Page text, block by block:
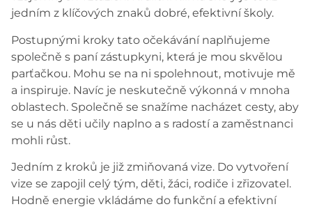
jedním z klíčových znaků dobré, efektivní školy.
Postupnými kroky tato očekávání naplňujeme
společně s paní zástupkyni, která je mou skvělou
parťačkou. Mohu se na ni spolehnout, motivuje mě
a inspiruje. Navíc je neskutečně výkonná v mnoha
oblastech. Společně se snažíme nacházet cesty, aby
se u nás děti učily naplno a s radostí a zaměstnanci
mohli růst.
Jedním z kroků je již zmiňovaná vize. Do vytvoření
vize se zapojil celý tým, děti, žáci, rodiče i zřizovatel.
Hodně energie vkládáme do funkční a efektivní